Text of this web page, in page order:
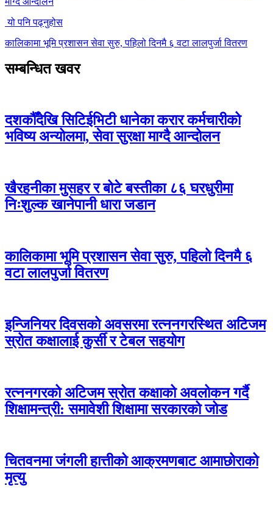
यो पनि पढ्नुहोस
कालिकामा भूमि प्रशासन सेवा सुरु, पहिलो दिनमै ६ वटा लालपुर्जा वितरण
सम्बन्धित खवर
दशकौँदेखि सिटिईभिटी धानेका करार कर्मचारीको
भविष्य अन्योलमा, सेवा सुरक्षा माग्दै आन्दोलन
खैरहनीका मुसहर र बोटे बस्तीका ८६ घरधुरीमा
निःशुल्क खानेपानी धारा जडान
कालिकामा भूमि प्रशासन सेवा सुरु, पहिलो दिनमै ६
वटा लालपुर्जा वितरण
इन्जिनियर दिवसको अवसरमा रत्ननगरस्थित अटिजम
स्रोत कक्षालाई कुर्सी र टेबल सहयोग
रत्ननगरको अटिजम स्रोत कक्षाको अवलोकन गर्दै
शिक्षामन्त्री: समावेशी शिक्षामा सरकारको जोड
चितवनमा जंगली हात्तीको आक्रमणबाट आमाछोराको
मृत्यु